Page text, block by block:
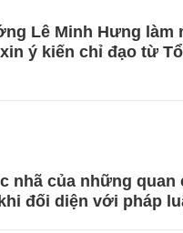
Lê Minh Hưng làm
ý kiến chỉ đạo từ
nhã của những quan
đối diện với pháp